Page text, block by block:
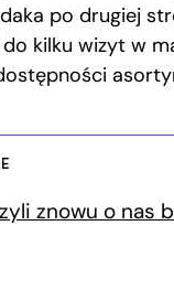
po drugiej
kilku wizyt w
znowu o nas